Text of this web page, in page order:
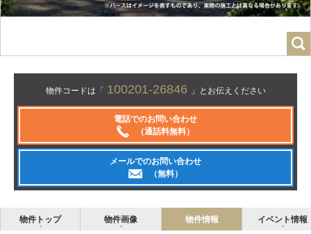
物件コードは「 100201-26846 」とお伝えください
電話でのお問い合わせ
（通話料無料）
メールでのお問い合わせ
（無料）
物件トップ 物件画像 物件情報 イベント情報